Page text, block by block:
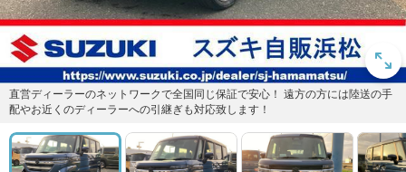
直営ディーラーのネットワークで全国同じ保証で安心！ 遠方の方には陸送の手
配やお近くのディーラーへの引継ぎも対応致します！